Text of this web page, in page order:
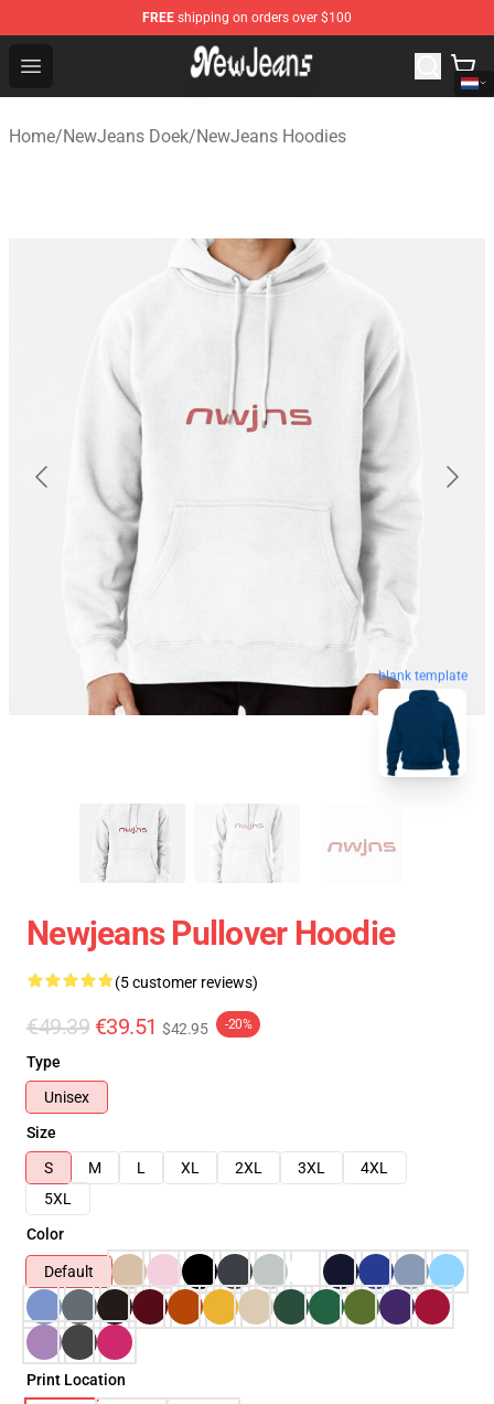
FREE shipping on orders over $100
Open menu
NewJeans Store - Official NewJeans Merchandise Shop
Home/NewJeans Doek/NewJeans Hoodies
blank template
Newjeans Pullover Hoodie
(5 customer reviews)
€49.39 €39.51 $42.95 -20%
Type
Unisex
Size
S
M L XL 2XL 3XL
4XL
5XL
Color
Default
Print Location